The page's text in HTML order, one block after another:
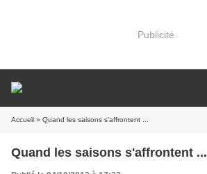
Publicité
Accueil » Quand les saisons s'affrontent ...
Quand les saisons s'affrontent ...